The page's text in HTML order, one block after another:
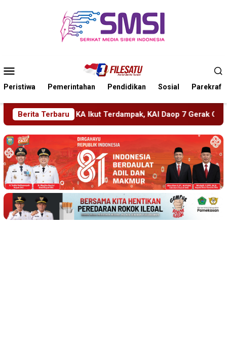
Mobile
Peristiwa Pemerintahan Pendidikan Sosial Parekraf
Berita Terbaru
KAI Daop 7 Gerak Cepat Pulihkan Layanan PMR